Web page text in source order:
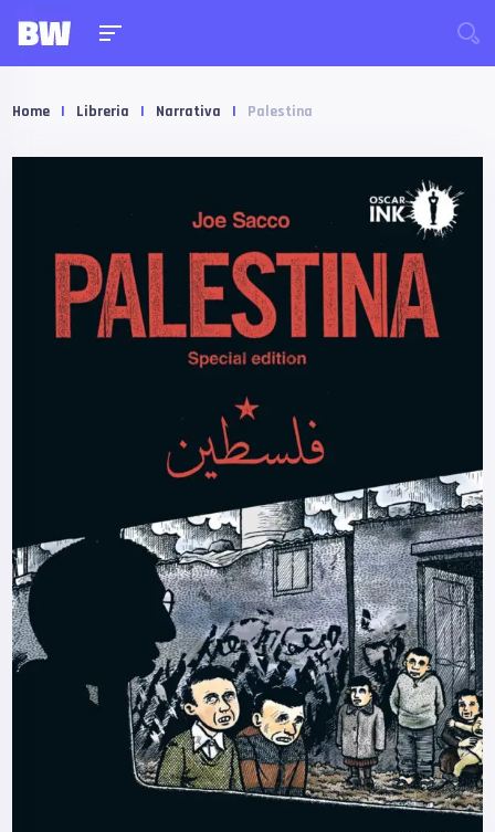
Home | Libreria | Narrativa | Palestina